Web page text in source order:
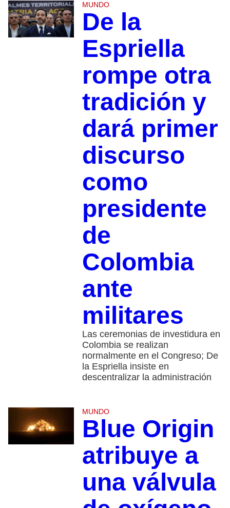
MUNDO
De la
Espriella
rompe otra
tradición y
dará primer
discurso
como
presidente
de
Colombia
ante
militares
Las ceremonias de investidura en
Colombia se realizan
normalmente en el Congreso; De
la Espriella insiste en
descentralizar la administración
MUNDO
Blue Origin
atribuye a
una válvula